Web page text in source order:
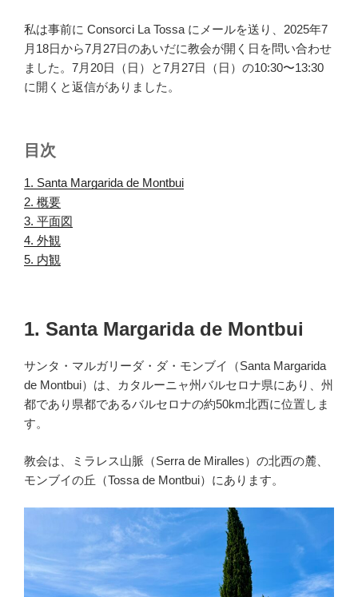
私は事前に Consorci La Tossa にメールを送り、2025年7
月18日から7月27日のあいだに教会が開く日を問い合わせ
ました。7月20日（日）と7月27日（日）の10:30〜13:30
に開くと返信がありました。
目次
1. Santa Margarida de Montbui
2. 概要
3. 平面図
4. 外観
5. 内観
1. Santa Margarida de Montbui
サンタ・マルガリーダ・ダ・モンブイ（Santa Margarida
de Montbui）は、カタルーニャ州バルセロナ県にあり、州
都であり県都であるバルセロナの約50km北西に位置しま
す。
教会は、ミラレス山脈（Serra de Miralles）の北西の麓、
モンブイの丘（Tossa de Montbui）にあります。